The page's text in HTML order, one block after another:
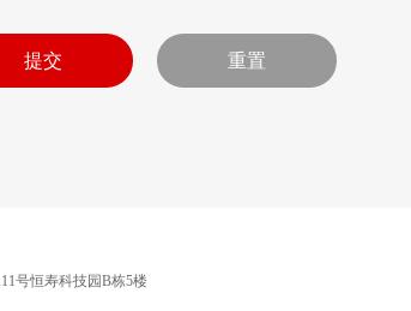
号恒寿科技园B栋5楼